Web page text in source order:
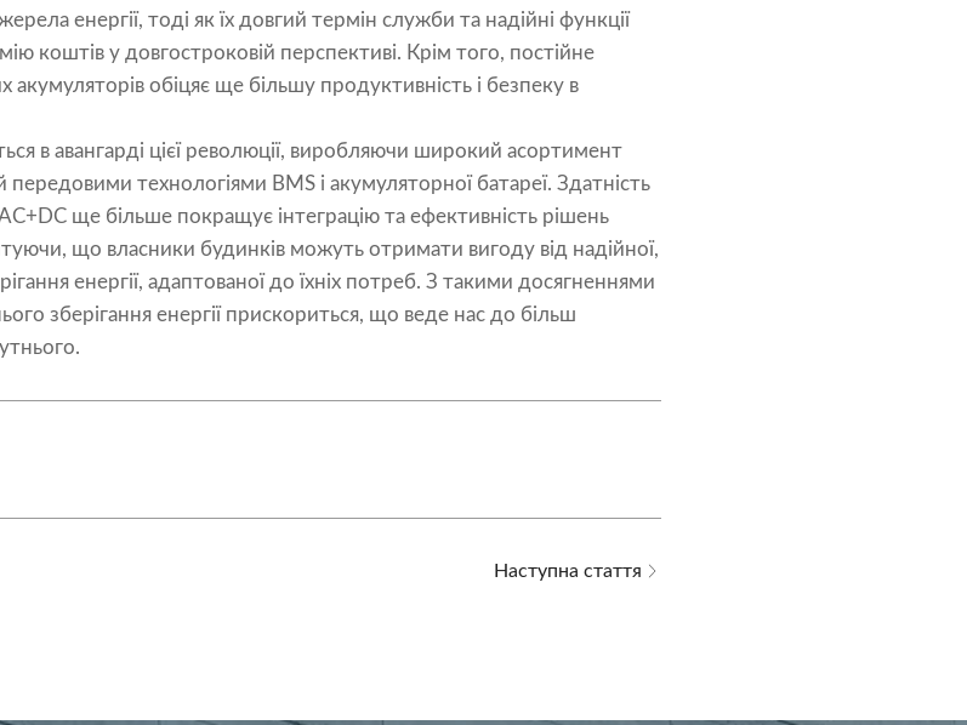
енергії, тоді як їх довгий термін служби та надійні функції
коштів у довгостроковій перспективі. Крім того, постійне
акумуляторів обіцяє ще більшу продуктивність і безпеку в
в авангарді цієї революції, виробляючи широкий асортимент
технологіями BMS і акумуляторної батареї. Здатність
ще більше покращує інтеграцію та ефективність рішень
що власники будинків можуть отримати вигоду від надійної,
енергії, адаптованої до їхніх потреб. З такими досягненнями
зберігання енергії прискориться, що веде нас до більш
Наступна стаття